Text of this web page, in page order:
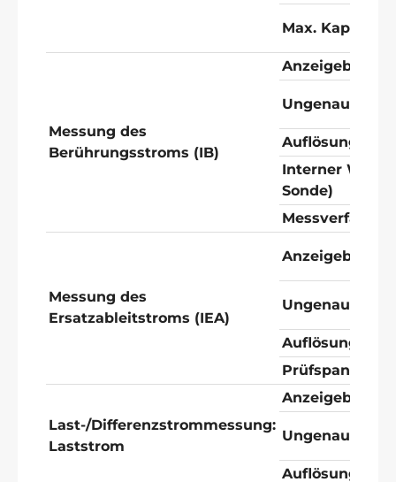
Max.
Messung des
Berührungsstroms (IB)
Ungenauigkeit
Auflösung
Interner
Sonde)
Messverfahren
Messung des
Ersatzableitstroms (IEA)
Ungenauigkeit
Auflösung
Prüfspannung
Last-/Differenzstrommessung:
Laststrom
Ungenauigkeit
Auflösung